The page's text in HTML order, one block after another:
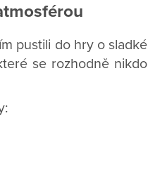
pustili do hry o sladké
se rozhodně nikdo